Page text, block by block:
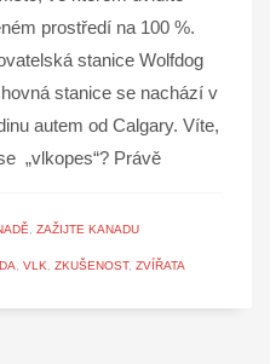
prostředí na 100 %.
stanice Wolfdog
stanice se nachází v
autem od Calgary. Víte,
„vlkopes“? Právě
, ZAŽIJTE KANADU
, VLK, ZKUŠENOST, ZVÍŘATA